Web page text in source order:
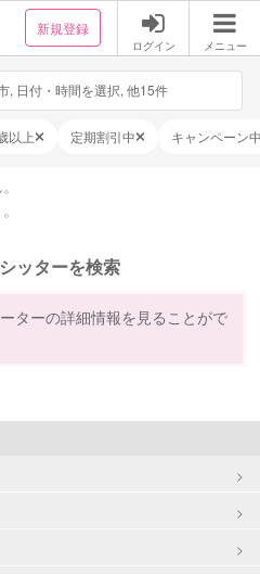
新規登録
ログイン メニュー
, 日付・時間を選択, 他15件
以上 定期割引中 キャンペーン
ッターを検索
ターの詳細情報を見ることがで